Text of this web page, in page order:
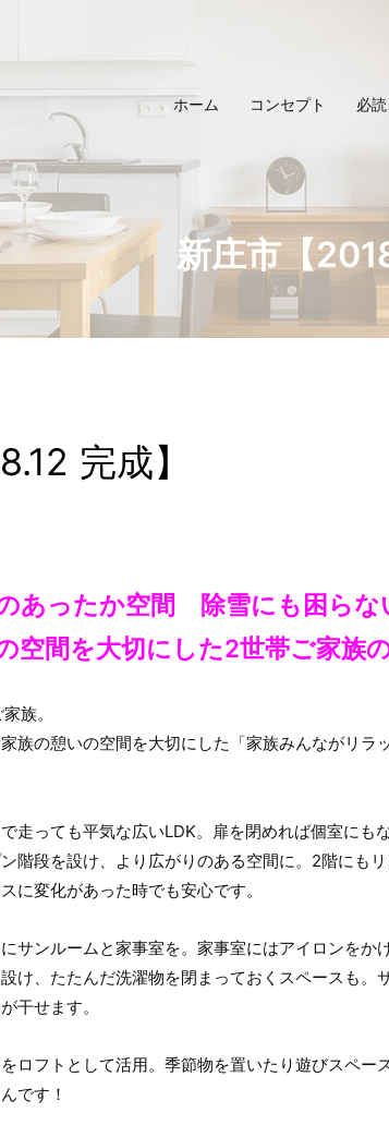
新庄市【
完成】
あったか空間 除雪にも困ら
空間を大切にした2世帯ご家族
族。
族の憩いの空間を大切にした「家族みんながリラ
走っても平気な広いLDK。扉を閉めれば個室にも
階段を設け、より広がりのある空間に。2階にもリ
に変化があった時でも安心です。
サンルームと家事室を。家事室にはアイロンをか
け、たたんだ洗濯物を閉まっておくスペースも。
干せます。
ロフトとして活用。季節物を置いたり遊びスペー
です！
ホーム コンセプト 必